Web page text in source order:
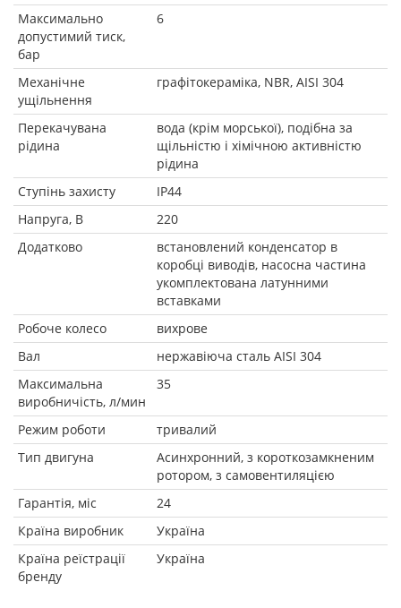
Максимально
допустимий тиск,
бар
6
Механічне
ущільнення
графітокераміка, NBR, AISI 304
Перекачувана
рідина
вода (крім морської), подібна за
щільністю і хімічною активністю
рідина
Ступінь захисту
IP44
Напруга, В
220
Додатково
встановлений конденсатор в
коробці виводів, насосна частина
укомплектована латунними
вставками
Робоче колесо
вихрове
Вал
нержавіюча сталь AISI 304
Максимальна
виробничість, л/мин
35
Режим роботи
тривалий
Тип двигуна
Асинхронний, з короткозамкненим
ротором, з самовентиляцією
Гарантія, міс
24
Країна виробник
Україна
Країна реїстрації
бренду
Україна